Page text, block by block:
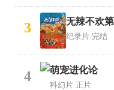
3 无辣不欢
纪录片 完结
4 萌宠进化论
科幻片 正片